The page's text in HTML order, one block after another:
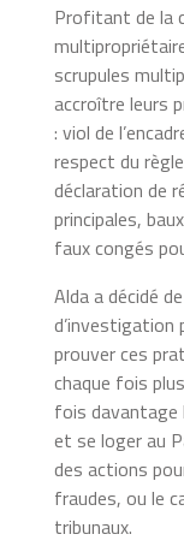
Profitant de la
scrupules
accroître leurs
: viol de
respect du
déclaration de
principales,
faux congés
Alda a décidé
prouver ces
chaque fois
fois davantage
et se loger au
des actions
fraudes, ou le
tribunaux.